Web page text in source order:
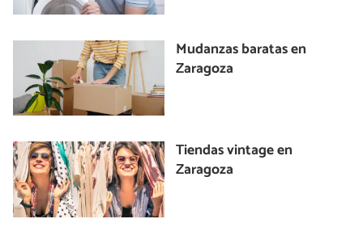
Mudanzas baratas en
Zaragoza
Tiendas vintage en
Zaragoza